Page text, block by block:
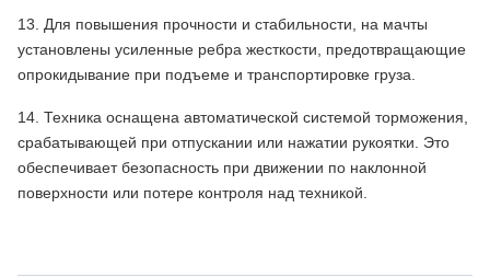
13. Для повышения прочности и стабильности, на мачты
установлены усиленные ребра жесткости, предотвращающие
опрокидывание при подъеме и транспортировке груза.
14. Техника оснащена автоматической системой торможения,
срабатывающей при отпускании или нажатии рукоятки. Это
обеспечивает безопасность при движении по наклонной
поверхности или потере контроля над техникой.